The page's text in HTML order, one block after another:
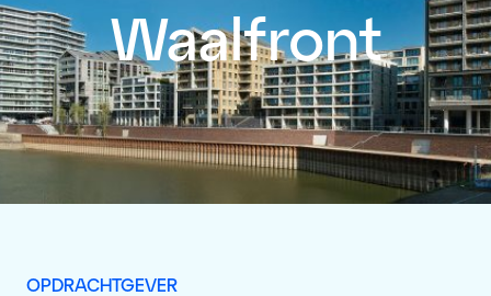
Waalfront
OPDRACHTGEVER